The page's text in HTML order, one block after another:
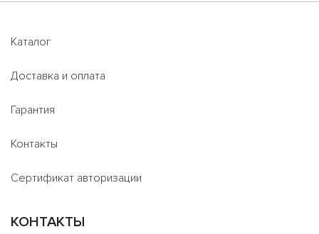
Каталог
Доставка и оплата
Гарантия
Контакты
Сертификат авторизации
КОНТАКТЫ